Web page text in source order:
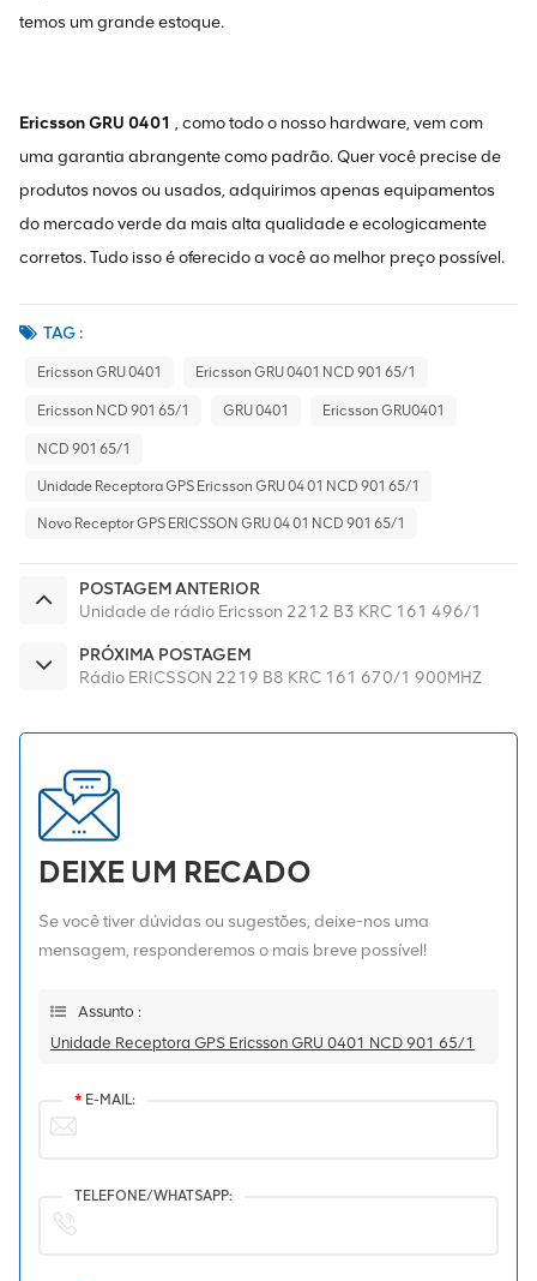
temos um grande estoque.
Ericsson GRU 0401 , como todo o nosso hardware, vem com
uma garantia abrangente como padrão. Quer você precise de
produtos novos ou usados, adquirimos apenas equipamentos
do mercado verde da mais alta qualidade e ecologicamente
corretos. Tudo isso é oferecido a você ao melhor preço possível.
TAG :
Ericsson GRU 0401 Ericsson GRU 0401 NCD 901 65/1
Ericsson NCD 901 65/1 GRU 0401 Ericsson GRU0401
NCD 901 65/1
Unidade Receptora GPS Ericsson GRU 04 01 NCD 901 65/1
Novo Receptor GPS ERICSSON GRU 04 01 NCD 901 65/1
POSTAGEM ANTERIOR
Unidade de rádio Ericsson 2212 B3 KRC 161 496/1
PRÓXIMA POSTAGEM
Rádio ERICSSON 2219 B8 KRC 161 670/1 900MHZ
DEIXE UM RECADO
Se você tiver dúvidas ou sugestões, deixe-nos uma
mensagem, responderemos o mais breve possível!
Assunto :
Unidade Receptora GPS Ericsson GRU 0401 NCD 901 65/1
* E-MAIL:
TELEFONE/WHATSAPP: